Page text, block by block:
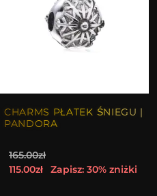
CHARMS PŁATEK ŚNIEGU |
PANDORA
165.00zł
115.00zł
Zapisz: 30% zniżki